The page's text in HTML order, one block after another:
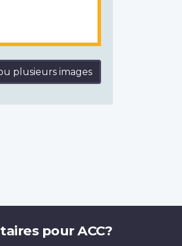
plusieurs images
pour ACC?